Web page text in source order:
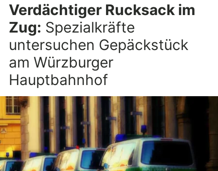
Verdächtiger Rucksack im
Zug: Spezialkräfte
untersuchen Gepäckstück
am Würzburger
Hauptbahnhof